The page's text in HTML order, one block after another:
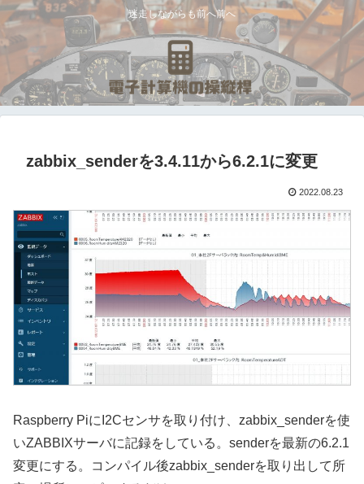
迷走しながらも前へ前へ
zabbix_senderを3.4.11から6.2.1に変更
2022.08.23
Raspberry PiにI2Cセンサを取り付け、zabbix_senderを使
いZABBIXサーバに記録をしている。senderを最新の6.2.1
変更にする。コンパイル後zabbix_senderを取り出して所